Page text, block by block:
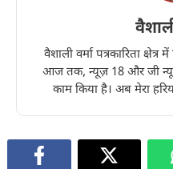
वैशाली वर्मा पत्रकारिता
आज तक, न्यूज़ 18 और जी
काम किया है। अब मेरा